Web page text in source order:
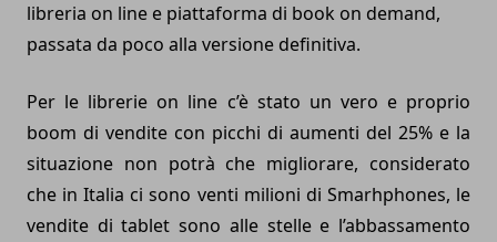
libreria on line e piattaforma di book on demand,
passata da poco alla versione definitiva.
Per le librerie on line c’è stato un vero e proprio
boom di vendite con picchi di aumenti del 25% e la
situazione non potrà che migliorare, considerato
che in Italia ci sono venti milioni di Smarhphones, le
vendite di tablet sono alle stelle e l’abbassamento